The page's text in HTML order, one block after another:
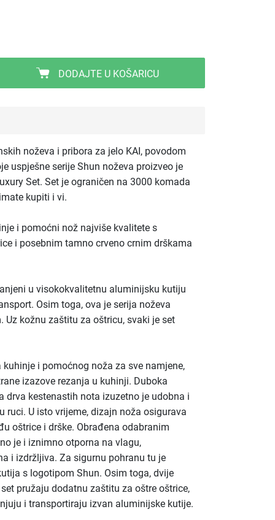
DODAJTE U KOŠARICU
noževa i pribora za jelo KAI, povodom
uspješne serije Shun noževa proizveo je
Set. Set je ograničen na 3000 komada
kupiti i vi.
i pomoćni nož najviše kvalitete s
i posebnim tamno crveno crnim drškama
u visokokvalitetnu aluminijsku kutiju
Osim toga, ova je serija noževa
Uz kožnu zaštitu za oštricu, svaki je set
i pomoćnog noža za sve namjene,
izazove rezanja u kuhinji. Duboka
drva kestenastih nota izuzetno je udobna i
ruci. U isto vrijeme, dizajn noža osigurava
oštrice i drške. Obrađena odabranim
je i iznimno otporna na vlagu,
i izdržljiva. Za sigurnu pohranu tu je
s logotipom Shun. Osim toga, dvije
pružaju dodatnu zaštitu za oštre oštrice,
i transportiraju izvan aluminijske kutije.